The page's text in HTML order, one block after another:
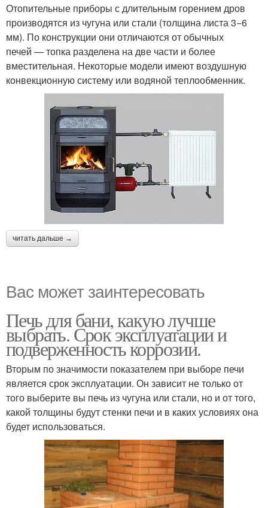
Отопительные приборы с длительным горением дров
производятся из чугуна или стали (толщина листа 3−6
мм). По конструкции они отличаются от обычных
печей — топка разделена на две части и более
вместительная. Некоторые модели имеют воздушную
конвекционную систему или водяной теплообменник.
читать дальше →
Вас может заинтересовать
Печь для бани, какую лучше
выбрать. Срок эксплуатации и
подверженность коррозии.
Вторым по значимости показателем при выборе печи
является срок эксплуатации. Он зависит не только от
того выберите вы печь из чугуна или стали, но и от того,
какой толщины будут стенки печи и в каких условиях она
будет использоваться.